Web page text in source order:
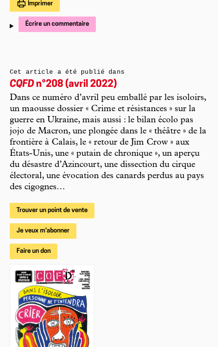
Imprimer
Écrire un commentaire
Cet article a été publié dans
CQFD n°208 (avril 2022)
Dans ce numéro d’avril peu emballé par les isoloirs,
un maousse dossier « Crime et résistances » sur la
guerre en Ukraine, mais aussi : le bilan écolo pas
jojo de Macron, une plongée dans le « théâtre » de la
frontière à Calais, le « retour de Jim Crow » aux
États-Unis, une « putain de chronique », un aperçu
du désastre d’Azincourt, une dissection du cirque
électoral, une évocation des canards perdus au pays
des cigognes…
Trouver un point de vente
Je veux m'abonner
Faire un don